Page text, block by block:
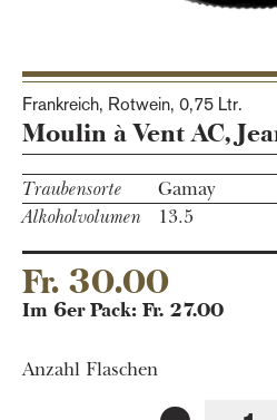
Frankreich, Rotwein, 0,75 Ltr.
Moulin à Vent AC,
Traubensorte
Gamay
Alkoholvolumen
13.5
Fr. 30.00
Anzahl Flaschen
Im 6er Pack: Fr. 27.00